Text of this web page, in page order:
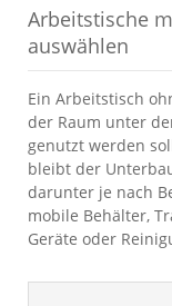
Arbeitstische
auswählen
Ein Arbeitstisch
der Raum unter
genutzt werden
bleibt der
darunter je nach
mobile Behälter,
Geräte oder